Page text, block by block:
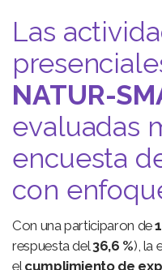
Las
NATUR-
evaluadas
encuesta
con
Con una participaron de
respuesta del36,6 %), la
elcumplimiento de